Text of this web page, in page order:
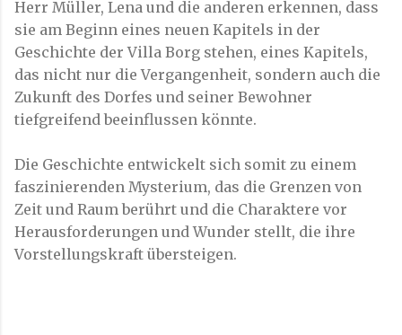
Herr Müller, Lena und die anderen erkennen, dass
sie am Beginn eines neuen Kapitels in der
Geschichte der Villa Borg stehen, eines Kapitels,
das nicht nur die Vergangenheit, sondern auch die
Zukunft des Dorfes und seiner Bewohner
tiefgreifend beeinflussen könnte.
Die Geschichte entwickelt sich somit zu einem
faszinierenden Mysterium, das die Grenzen von
Zeit und Raum berührt und die Charaktere vor
Herausforderungen und Wunder stellt, die ihre
Vorstellungskraft übersteigen.